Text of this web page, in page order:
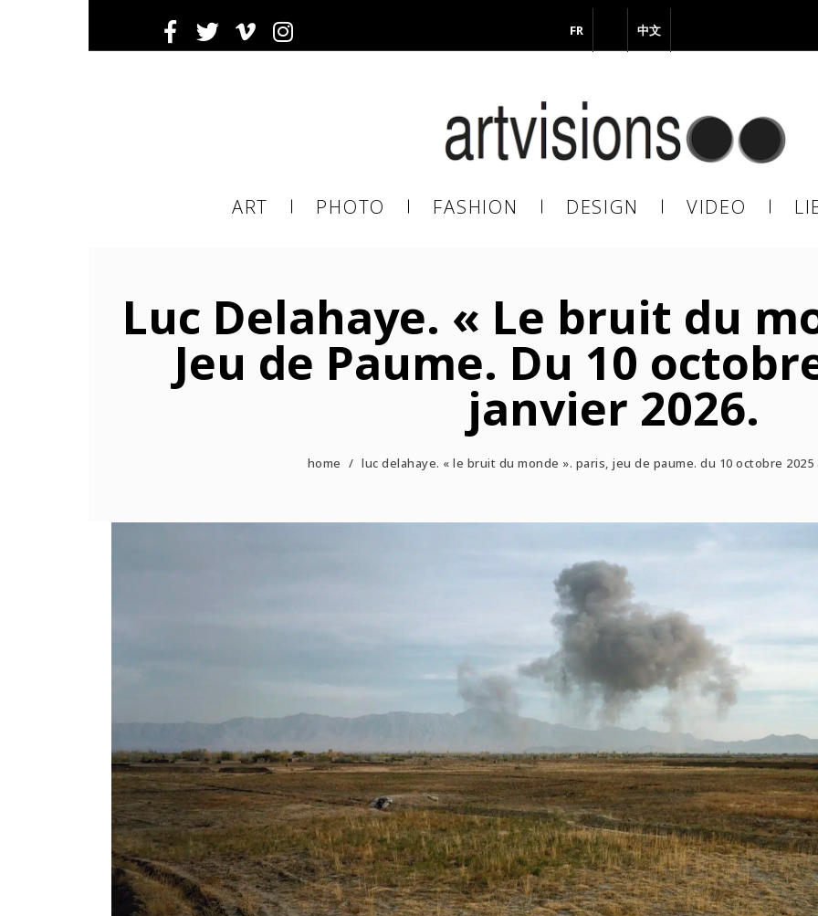
FR 中文
ART PHOTO FASHION DESIGN VIDEO
Luc Delahaye. « Le bruit du
Jeu de Paume. Du 10
janvier 2026.
home / luc delahaye. « le bruit du monde ». paris, jeu de paume. du 10 octobre 2025